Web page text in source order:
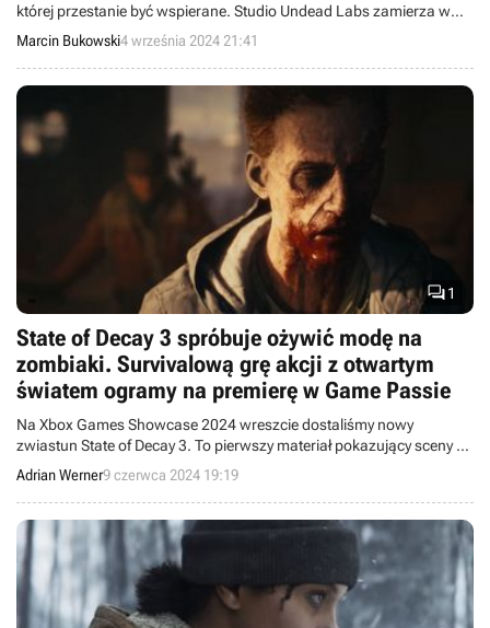
której przestanie być wspierane. Studio Undead Labs zamierza w
pełni skupić się na State of Decay 3.
Marcin Bukowski4 września 2024 21:41
1
State of Decay 3 spróbuje ożywić modę na
zombiaki. Survivalową grę akcji z otwartym
światem ogramy na premierę w Game Passie
Na Xbox Games Showcase 2024 wreszcie dostaliśmy nowy
zwiastun State of Decay 3. To pierwszy materiał pokazujący sceny na
silniku gry.
Adrian Werner9 czerwca 2024 19:19